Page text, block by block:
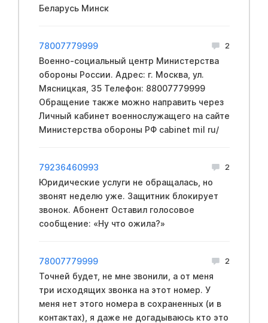
Беларусь Минск
78007779999 2
Вoeнно-социальный центр Mинистерства
обopoны России. Адрес: г. Москва, ул.
Мясницкая, 35 Телефон: 88007779999
Обращение также можно направить через
Личный кабинет вoeннослужащего на сайте
Mинистерства обopoны PФ cabinet mil ru/
79236460993 2
Юридические услуги не обращалась, но
звонят неделю уже. Защитник блокирует
звонок. Абонент Оставил голосовое
сообщение: «Ну что ожила?»
78007779999 2
Точней будет, не мне звонили, а от меня
три исходящих звонка на этот номер. У
меня нет этого номера в сохраненных (и в
контактах), я даже не догадываюсь кто это